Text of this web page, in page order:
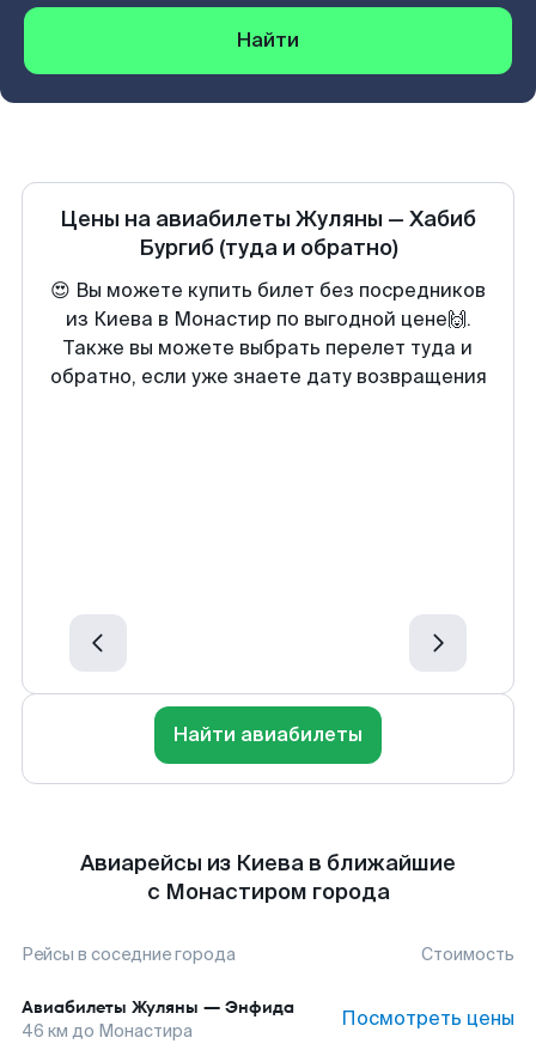
Найти
Цены на авиабилеты Жуляны — Хабиб
Бургиб (туда и обратно)
😍 Вы можете купить билет без посредников
из Киева в Монастир по выгодной цене🙌.
Также вы можете выбрать перелет туда и
обратно, если уже знаете дату возвращения
Найти авиабилеты
Авиарейсы из Киева в ближайшие
с Монастиром города
Рейсы в соседние города Стоимость
Авиабилеты Жуляны — Энфида
46 км до Монастира Посмотреть цены